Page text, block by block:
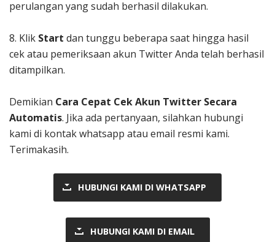
perulangan yang sudah berhasil dilakukan.
8. Klik Start dan tunggu beberapa saat hingga hasil
cek atau pemeriksaan akun Twitter Anda telah berhasil
ditampilkan.
Demikian Cara Cepat Cek Akun Twitter Secara
Automatis. Jika ada pertanyaan, silahkan hubungi
kami di kontak whatsapp atau email resmi kami.
Terimakasih.
HUBUNGI KAMI DI WHATSAPP
HUBUNGI KAMI DI EMAIL